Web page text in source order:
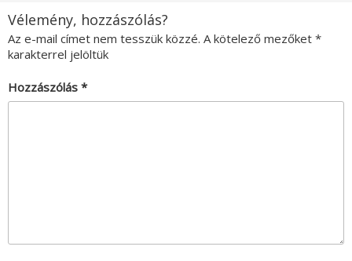
Vélemény, hozzászólás?
Az e-mail címet nem tesszük közzé. A kötelező mezőket *
karakterrel jelöltük
Hozzászólás *